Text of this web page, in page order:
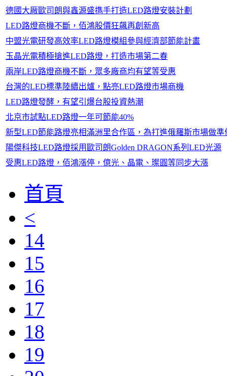
德國大厰歐司朗與鑫源盛擕手打造LED路燈安裝計劃
LED路燈商機不斷，佰鴻股價狂飆再創新高
中盟光電研發高效率LED路燈模組參與經濟部節能計畫
玉晶光電積極搶進LED路燈，打造市場第二春
兩岸LED路燈商機不斷，眾多廠商均有望等受惠
台灣的LED標準陸續出爐，點亮LED路燈市場商機
LED路燈發酵，有望引爆台股投資熱潮
北京市試點LED路燈一年可節能40%
新型LED節能路燈亮相滿洲里合作區，為打進俄羅斯市場做準
陽傑科技LED路燈採用歐司朗Golden DRAGON系列LED光源
受惠LED路燈，佰鴻漲停，億光、晶電、璨圓等同步大漲
首頁
<
14
15
16
17
18
19